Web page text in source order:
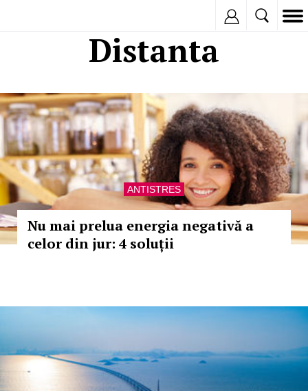
Distanta
ANTISTRES
Nu mai prelua energia negativă a
celor din jur: 4 soluții